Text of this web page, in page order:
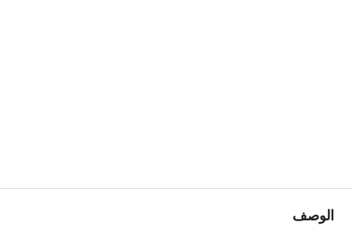
الوصف